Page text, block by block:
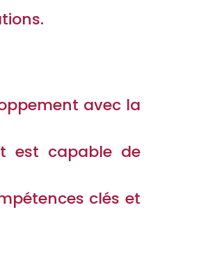
avec la
est capable de
clés et